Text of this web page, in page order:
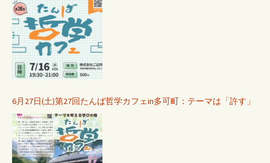
6月27日(土)第27回たんば哲学カフェin多可町：テーマは「許す」